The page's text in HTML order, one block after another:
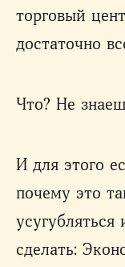
торговый
достаточно
Что? Не
И для этого
почему это
сделать: